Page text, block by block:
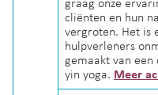
graag onze
cliënten en hun
vergroten. Het is
hulpverleners
gemaakt van een
yin yoga. Meer